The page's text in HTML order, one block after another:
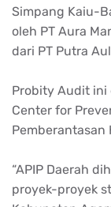
Simpang Kaiu-
oleh PT Aura
dari PT Putra
Probity Audit ini
Center for
Pemberantasan
“APIP Daerah
proyek-proyek